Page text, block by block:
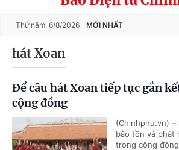
Thứ năm, 6/8/2026 MỚI NHẤT
hát Xoan
Để câu hát Xoan tiếp tục gắn
cộng đồng
(Chinhphu.vn) –
bảo tồn và phát
trong cộng